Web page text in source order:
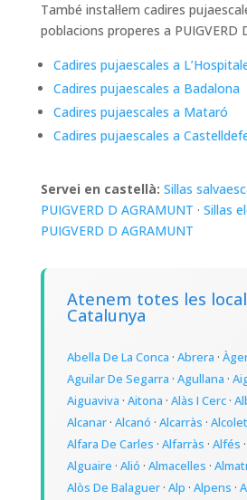
També instal·lem cadires
poblacions properes a PUIGVERD
Cadires pujaescales a
Cadires pujaescales a Badalona
Cadires pujaescales a Mataró
Cadires pujaescales a
Servei en castellà: Sillas
PUIGVERD D AGRAMUNT · Sillas
PUIGVERD D AGRAMUNT
Atenem totes les
Catalunya
Abella De La Conca · Abrera ·
Aguilar De Segarra · Agullana ·
Aiguaviva · Aitona · Alàs I Cerc·
Alcanar· Alcanó · Alcarràs ·
Alfara De Carles · Alfarràs · Alfés ·
Alguaire · Alió · Almacelles ·
Alòs De Balaguer· Alp · Alpens ·